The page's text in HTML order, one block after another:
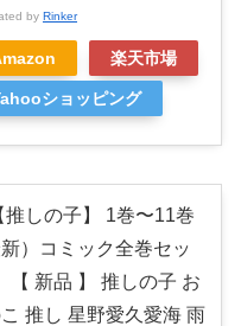
by Rinker
楽天市場
ショッピング
推しの子】 1巻〜11巻
新）コミック全巻セッ
【 新品 】 推しの子 お
こ 推し 星野愛久愛海 雨